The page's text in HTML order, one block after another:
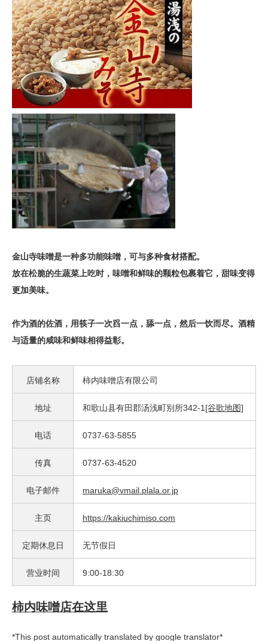
金山寺味噌是一种多功能味噌，可与多种食材搭配。
放在松脆的生蔬菜上吃时，味噌和鲜味的颗粒包裹着它，甜味变得
更加美味。
作为酒的佐酒，用筷子一次舀一点，舔一点，然后一饮而尽。酒精
与适量的咸味和鲜味相得益彰。
店铺名称 柿内味噌店有限公司
地址 和歌山县有田郡汤浅町别所342-1 [谷歌地图]
电话 0737-63-5855
传真 0737-63-4520
电子邮件 maruka@vmail.plala.or.jp
主页 https://kakiuchimiso.com
定期休息日 无节假日
营业时间 9:00-18:30
柿内味噌店在这里
*This post automatically translated by google translator*